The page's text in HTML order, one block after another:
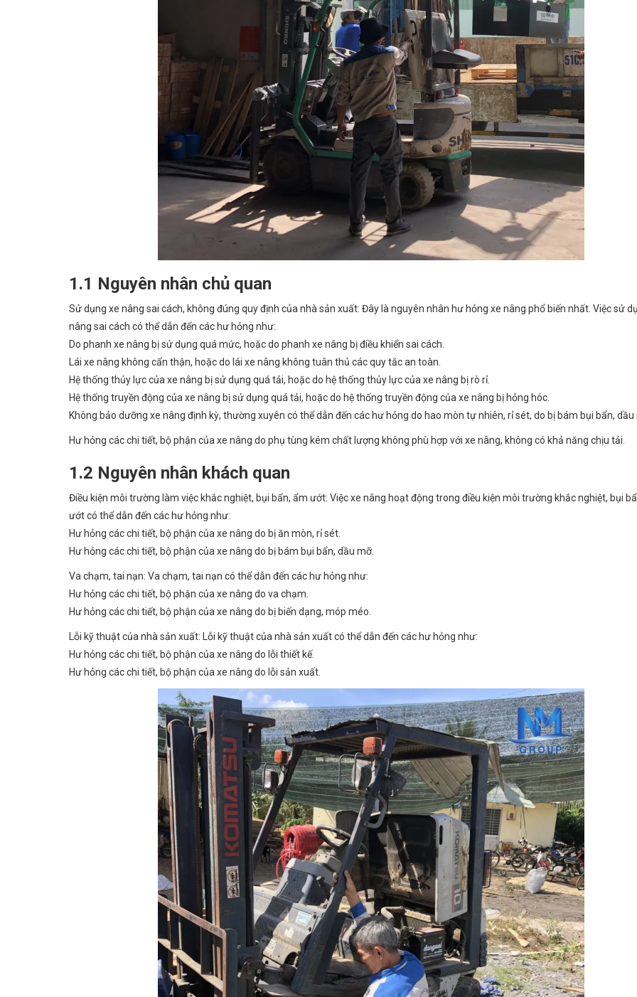
1.1 Nguyên nhân chủ quan
Sử dụng xe nâng sai cách, không đúng quy định của nhà sản xuất: Đây là nguyên nhân hư hỏng xe nâng phổ biến nhất. Việc sử
nâng sai cách có thể dẫn đến các hư hỏng như:
Do phanh xe nâng bị sử dụng quá mức, hoặc do phanh xe nâng bị điều khiển sai cách.
Lái xe nâng không cẩn thận, hoặc do lái xe nâng không tuân thủ các quy tắc an toàn.
Hệ thống thủy lực của xe nâng bị sử dụng quá tải, hoặc do hệ thống thủy lực của xe nâng bị rò rỉ.
Hệ thống truyền động của xe nâng bị sử dụng quá tải, hoặc do hệ thống truyền động của xe nâng bị hỏng hóc.
Không bảo dưỡng xe nâng định kỳ, thường xuyên có thể dẫn đến các hư hỏng do hao mòn tự nhiên, rỉ sét, do bị bám bụi bẩn, dầu
Hư hỏng các chi tiết, bộ phận của xe nâng do phụ tùng kém chất lượng không phù hợp với xe nâng, không có khả năng chịu tải.
1.2 Nguyên nhân khách quan
Điều kiện môi trường làm việc khắc nghiệt, bụi bẩn, ẩm ướt: Việc xe nâng hoạt động trong điều kiện môi trường khắc nghiệt, bụi
ướt có thể dẫn đến các hư hỏng như:
Hư hỏng các chi tiết, bộ phận của xe nâng do bị ăn mòn, rỉ sét.
Hư hỏng các chi tiết, bộ phận của xe nâng do bị bám bụi bẩn, dầu mỡ.
Va chạm, tai nạn: Va chạm, tai nạn có thể dẫn đến các hư hỏng như:
Hư hỏng các chi tiết, bộ phận của xe nâng do va chạm.
Hư hỏng các chi tiết, bộ phận của xe nâng do bị biến dạng, móp méo.
Lỗi kỹ thuật của nhà sản xuất: Lỗi kỹ thuật của nhà sản xuất có thể dẫn đến các hư hỏng như:
Hư hỏng các chi tiết, bộ phận của xe nâng do lỗi thiết kế.
Hư hỏng các chi tiết, bộ phận của xe nâng do lỗi sản xuất.